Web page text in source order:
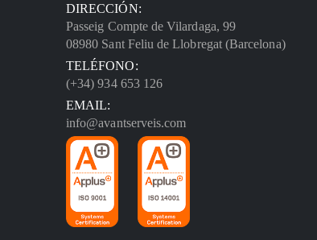
DIRECCIÓN:
Passeig Compte de Vilardaga, 99
08980 Sant Feliu de Llobregat (Barcelona)
TELÉFONO:
(+34) 934 653 126
EMAIL:
info@avantserveis.com